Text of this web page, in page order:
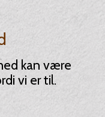
kan være
vi er til.